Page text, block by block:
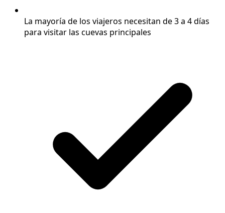
La mayoría de los viajeros necesitan de 3 a 4 días
para visitar las cuevas principales